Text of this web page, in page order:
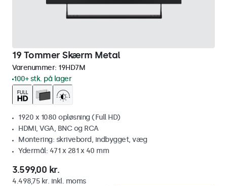
19 Tommer Skærm Metal
Varenummer: 19HD7M
100+ stk. på lager
1920 x 1080 opløsning (Full HD)
HDMI, VGA, BNC og RCA
Montering: skrivebord, indbygget, væg
Ydermål: 471 x 281 x 40 mm
3.599,00 kr.
4.498,75 kr. inkl. moms